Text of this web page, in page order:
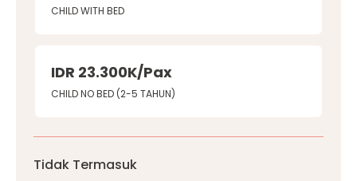
CHILD WITH BED
IDR 23.300K/Pax
CHILD NO BED (2-5 TAHUN)
Tidak Termasuk